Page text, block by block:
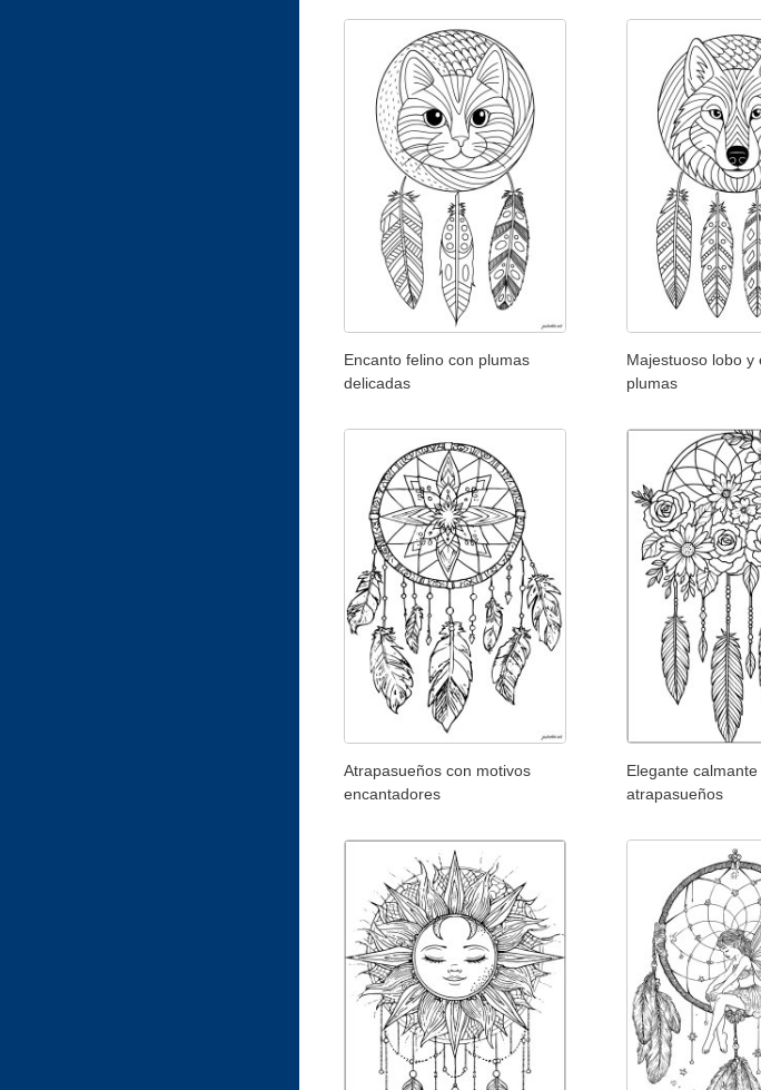
Encanto felino con plumas
delicadas
Majestuoso lobo y
plumas
Atrapasueños con motivos
encantadores
Elegante
atrapasueños